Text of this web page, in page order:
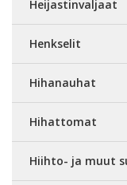
Heijastinvaljaat
Henkselit
Hihanauhat
Hihattomat
Hiihto- ja muut